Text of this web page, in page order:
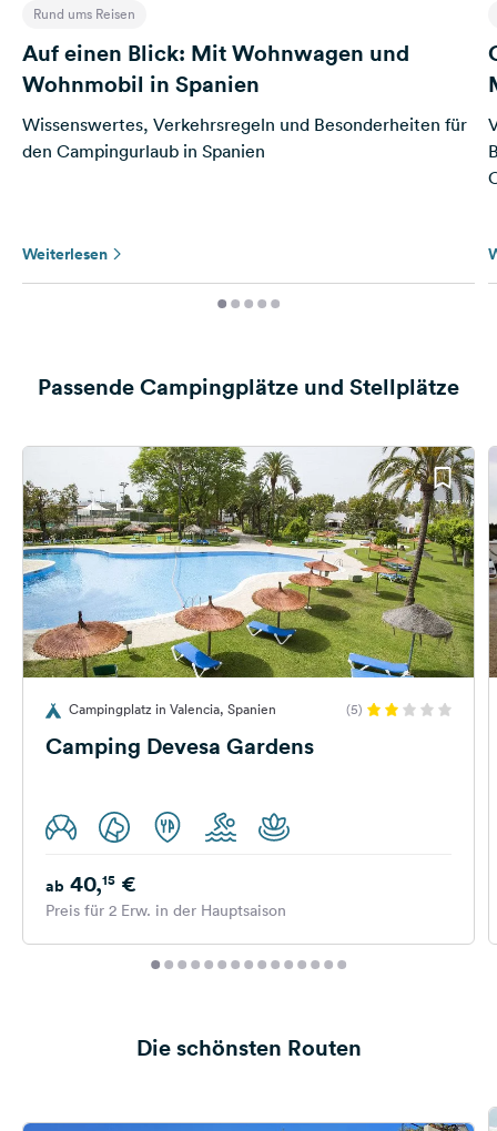
Rund ums Reisen
Auf einen Blick: Mit Wohnwagen und
Wohnmobil in Spanien
Wissenswertes, Verkehrsregeln und Besonderheiten für
den Campingurlaub in Spanien
Weiterlesen
Passende Campingplätze und Stellplätze
Campingplatz in Valencia, Spanien (5)
Camping Devesa Gardens
ab 40,15 €
Preis für 2 Erw. in der Hauptsaison
Die schönsten Routen